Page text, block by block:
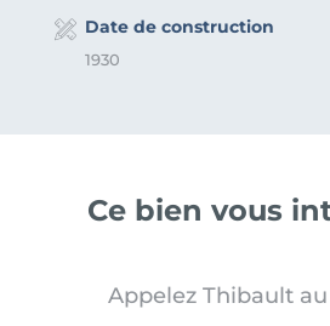
Date de construction
1930
Ce bien vous
Appelez Thibault